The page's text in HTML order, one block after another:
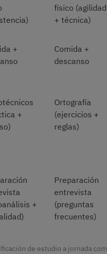
físico (agilidad
+ técnica)
+
Comida +
descanso
+
Ortografía
(ejercicios +
reglas)
+
Preparación
entrevista
(preguntas
frecuentes)
de estudio a jornada